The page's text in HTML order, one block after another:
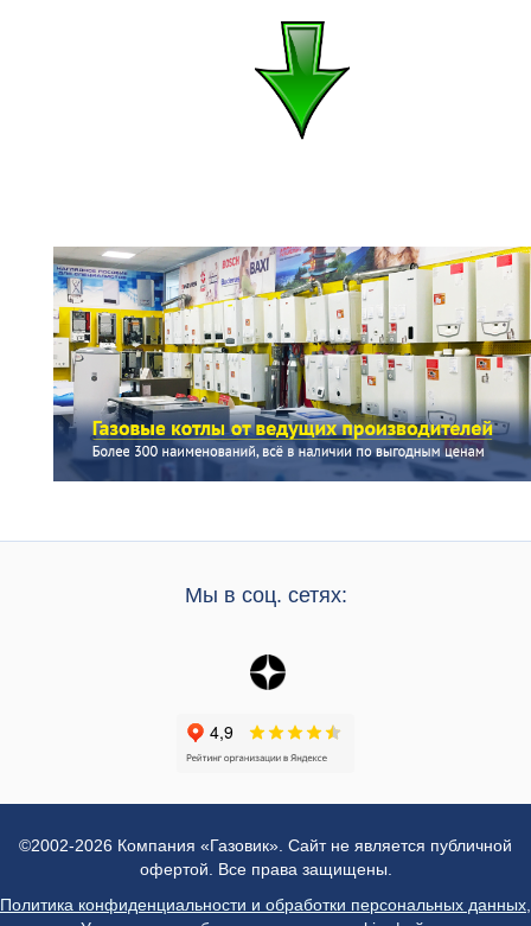
Мы в соц. сетях:
©2002-2026 Компания «Газовик». Сайт не является публичной
офертой. Все права защищены.
Политика конфиденциальности и обработки персональных данных